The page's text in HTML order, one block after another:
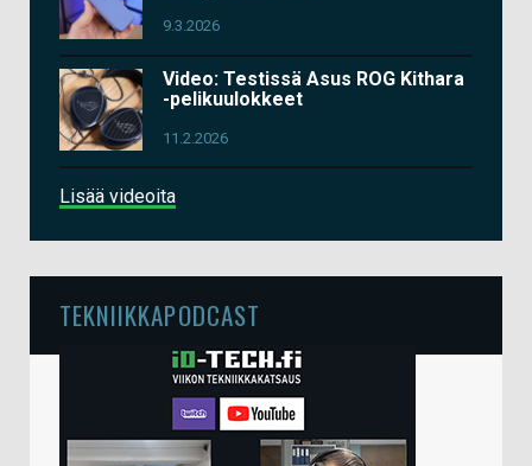
9.3.2026
Video: Testissä Asus ROG Kithara
-pelikuulokkeet
11.2.2026
Lisää videoita
TEKNIIKKAPODCAST